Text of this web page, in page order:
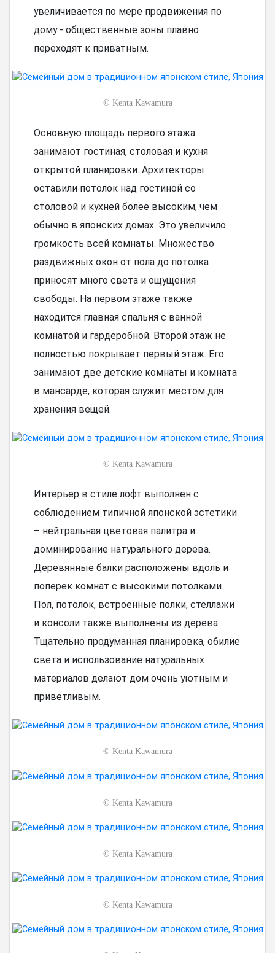
увеличивается по мере продвижения по
дому - общественные зоны плавно
переходят к приватным.
© Kenta Kawamura
Основную площадь первого этажа
занимают гостиная, столовая и кухня
открытой планировки. Архитекторы
оставили потолок над гостиной со
столовой и кухней более высоким, чем
обычно в японских домах. Это увеличило
громкость всей комнаты. Множество
раздвижных окон от пола до потолка
приносят много света и ощущения
свободы. На первом этаже также
находится главная спальня с ванной
комнатой и гардеробной. Второй этаж не
полностью покрывает первый этаж. Его
занимают две детские комнаты и комната
в мансарде, которая служит местом для
хранения вещей.
© Kenta Kawamura
Интерьер в стиле лофт выполнен с
соблюдением типичной японской эстетики
– нейтральная цветовая палитра и
доминирование натурального дерева.
Деревянные балки расположены вдоль и
поперек комнат с высокими потолками.
Пол, потолок, встроенные полки, стеллажи
и консоли также выполнены из дерева.
Тщательно продуманная планировка, обилие
света и использование натуральных
материалов делают дом очень уютным и
приветливым.
© Kenta Kawamura
© Kenta Kawamura
© Kenta Kawamura
© Kenta Kawamura